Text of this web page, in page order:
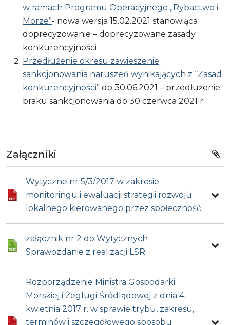
w ramach Programu Operacyjnego „Rybactwo i
Morze”- nowa wersja 15.02.2021 stanowiąca
doprecyzowanie – doprecyzowane​ zasady​
konkurencyjności
Przedłużenie okresu zawieszenie
sankcjonowania naruszeń wynikających z “Zasad
konkurencyjności” do 30.06.2021 – przedłużenie​
braku​ sankcjonowania​ do​ 30​ czerwca 2021 r.
Załączniki
Wytyczne nr 5/3/2017 w zakresie
monitoringu i ewaluacji strategii rozwoju
lokalnego kierowanego przez społeczność
załącznik nr 2 do Wytycznych
Sprawozdanie z realizacji LSR
Rozporządzenie Ministra Gospodarki
Morskiej i Żeglugi Śródlądowej z dnia 4
kwietnia 2017 r. w sprawie trybu, zakresu,
terminów i szczegółowego sposobu